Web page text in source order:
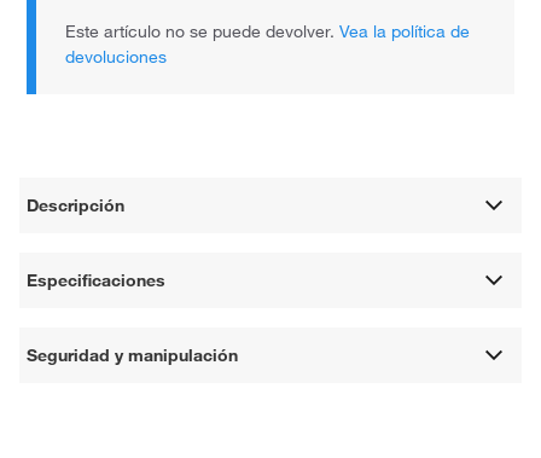
Este artículo no se puede devolver.Vea la política de
devoluciones
Descripción
Especificaciones
Seguridad y manipulación